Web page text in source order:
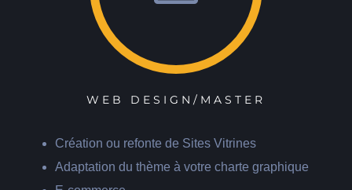
WEB DESIGN/MASTER
Création ou refonte de Sites Vitrines
Adaptation du thème à votre charte graphique